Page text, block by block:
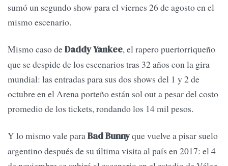
sumó un segundo show para el viernes 26 de agosto en el
mismo escenario.
Mismo caso deDaddy Yankee, el rapero puertorriqueño
que se despide de los escenarios tras 32 años con la gira
mundial: las entradas para sus dos shows del 1 y 2 de
octubre en el Arena porteño están sol out a pesar del costo
promedio de los tickets, rondando los 14 mil pesos.
Y lo mismo vale paraBad Bunnyque vuelve a pisar suelo
argentino después de su última visita al país en 2017: el 4